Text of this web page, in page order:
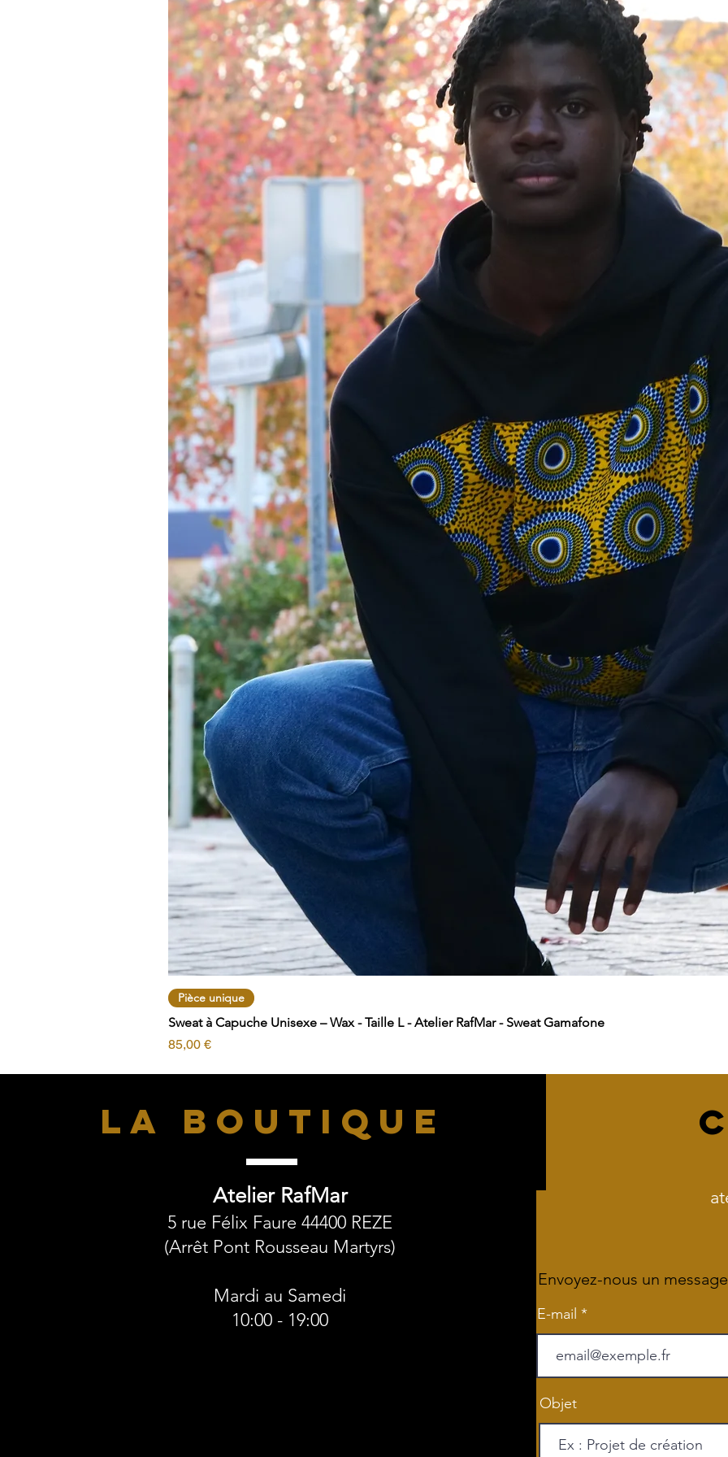
Pièce unique
Sweat à Capuche Unisexe – Wax - Taille L - Atelier RafMar - Sweat Gamafone
Prix
85,00 €
LA BOUTIQUE
Atelier RafMar
5 rue Félix Faure 44400 REZE
(Arrêt Pont Rousseau Martyrs)
Mardi au Samedi
10:00 - 19:00
Envoyez-nous un
E-mail
Objet